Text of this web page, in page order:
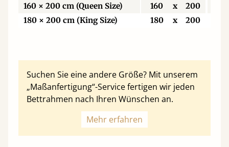
160 × 200 cm (Queen Size)
160 x 200
180 × 200 cm (King Size)
180 x 200
Suchen Sie eine andere Größe? Mit unserem
„Maßanfertigung“-Service fertigen wir jeden
Bettrahmen nach Ihren Wünschen an.
Mehr erfahren